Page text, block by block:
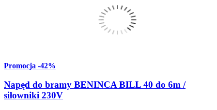
Promocja -42%
Napęd do bramy BENINCA BILL 40 do 6m /
siłowniki 230V